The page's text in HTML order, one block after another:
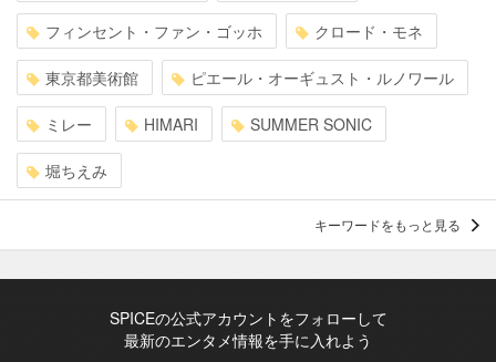
フィンセント・ファン・ゴッホ クロード・モネ
東京都美術館 ピエール・オーギュスト・ルノワール
ミレー HIMARI SUMMER SONIC
堀ちえみ
キーワードをもっと見る
SPICEの公式アカウントをフォローして
最新のエンタメ情報を手に入れよう